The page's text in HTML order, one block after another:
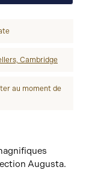
Cambridge
au moment de
Augusta.